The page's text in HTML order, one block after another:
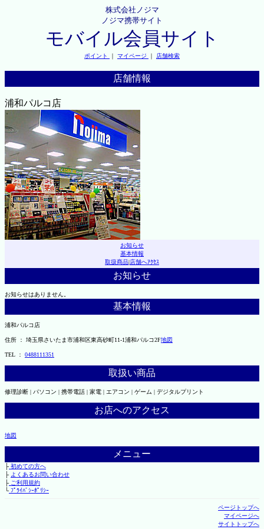
株式会社ノジマ
ノジマ携帯サイト
モバイル会員サイト
ポイント ｜ マイページ ｜ 店舗検索
店舗情報
浦和パルコ店
お知らせ
基本情報
取扱商品|店舗へｱｸｾｽ
お知らせ
お知らせはありません。
基本情報
浦和パルコ店
住所 ： 埼玉県さいたま市浦和区東高砂町11-1浦和パルコ2F地図
TEL ： 0488111351
取扱い商品
修理診断 | パソコン | 携帯電話 | 家電 | エアコン | ゲーム | デジタルプリント
お店へのアクセス
地図
メニュー
├初めての方へ
├ よくあるお問い合わせ
├ご利用規約
└ﾌﾟﾗｲﾊﾞｼｰﾎﾟﾘｼｰ
ページトップへ
マイページへ
サイトトップへ